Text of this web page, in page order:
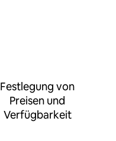
Festlegung von
Preisen und
Verfügbarkeit